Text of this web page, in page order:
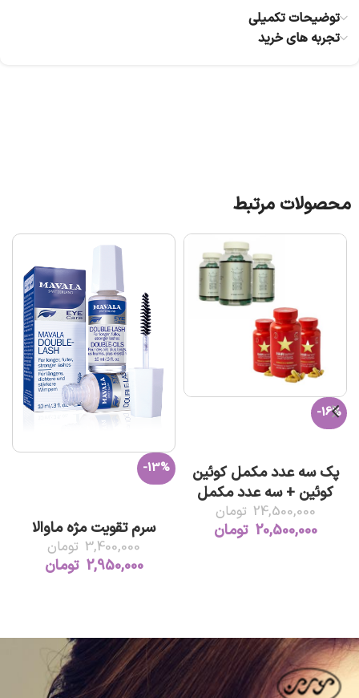
توضیحات تکمیلی
تجربه های خرید
محصولات مرتبط
-16%
پک سه عدد مکمل کوئین
کوئین + سه عدد مکمل
هیرتامین
24,500,000 تومان
20,500,000 تومان
-13%
سرم تقویت مژه ماوالا
3,400,000 تومان
2,950,000 تومان